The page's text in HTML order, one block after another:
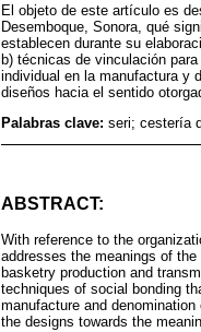
El objeto de este artículo es
Desemboque, Sonora, qué
establecen durante su
b) técnicas de vinculación
individual en la manufactura y
diseños hacia el sentido
Palabras clave: seri; cestería
ABSTRACT:
With reference to the
addresses the meanings of
basketry production and
techniques of social bonding
manufacture and
the designs towards the